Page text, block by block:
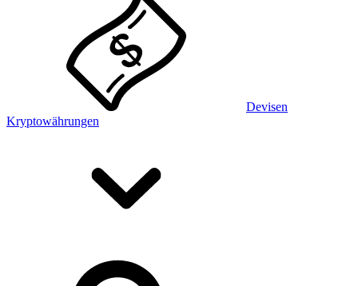
Devisen
Kryptowährungen